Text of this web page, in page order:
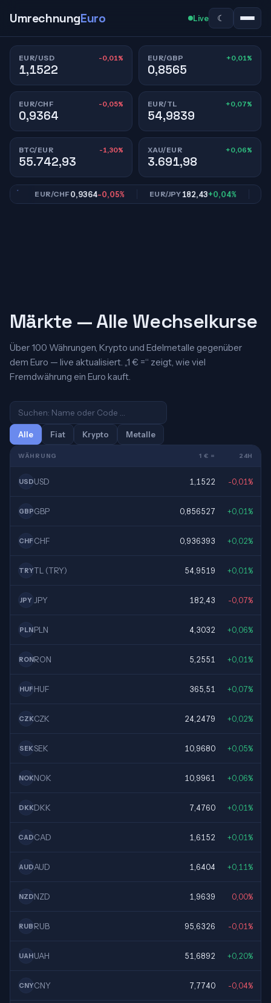
UmrechnungEuro Live ☾
EUR/USD -0,01%
1,1522
EUR/GBP +0,01%
0,8565
EUR/CHF -0,05%
0,9364
EUR/TL +0,07%
54,9839
BTC/EUR -1,30%
55.742,93
XAU/EUR +0,06%
3.691,98
EUR/CHF0,9364-0,05% EUR/JPY182,43+0,04%
Märkte — Alle Wechselkurse
Über 100 Währungen, Krypto und Edelmetalle gegenüber
dem Euro — live aktualisiert. „1 € =“ zeigt, wie viel
Fremdwährung ein Euro kauft.
Alle Fiat Krypto Metalle
WÄHRUNG 1 € = 24H
USDUSD 1,1522 -0,01%
GBPGBP 0,856527 +0,01%
CHF CHF 0,936393 +0,02%
TRYTL (TRY) 54,9519 +0,01%
JPY JPY 182,43 -0,07%
PLNPLN 4,3032 +0,06%
RONRON 5,2551 +0,01%
HUF HUF 365,51 +0,07%
CZKCZK 24,2479 +0,02%
SEKSEK 10,9680 +0,05%
NOKNOK 10,9961 +0,06%
DKKDKK 7,4760 +0,01%
CADCAD 1,6152 +0,01%
AUDAUD 1,6404 +0,11%
NZDNZD 1,9639 0,00%
RUB RUB 95,6326 -0,01%
UAHUAH 51,6892 +0,20%
CNYCNY 7,7740 -0,04%